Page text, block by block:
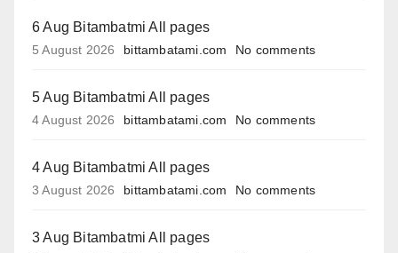
6 Aug Bitambatmi All pages
5 August 2026 bittambatami.com No comments
5 Aug Bitambatmi All pages
4 August 2026 bittambatami.com No comments
4 Aug Bitambatmi All pages
3 August 2026 bittambatami.com No comments
3 Aug Bitambatmi All pages